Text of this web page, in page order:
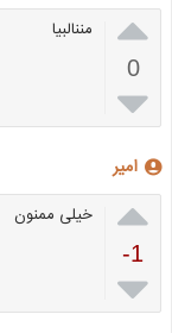

0

مننالبیا
امیر

-1

خیلی ممنون